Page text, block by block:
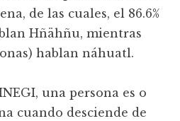
de las cuales, el 86.6%
Hñähñu, mientras
hablan náhuatl.
una persona es o
cuando desciende de